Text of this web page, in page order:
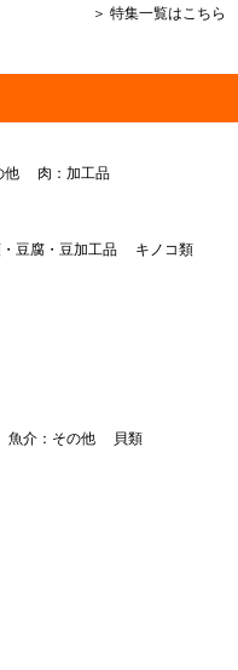
＞ 特集一覧はこちら
他 肉：加工品
豆腐・豆加工品
キノコ類
魚介：その他 貝類